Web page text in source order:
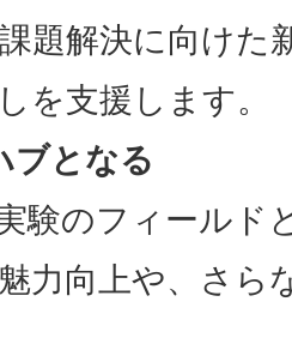
題解決に向けた
を支援します。
ブとなる
験のフィールド
力向上や、さら